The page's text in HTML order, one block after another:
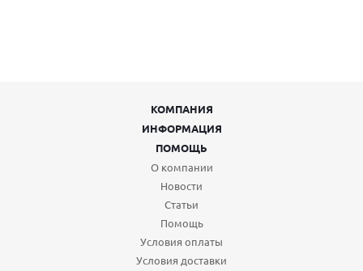
КОМПАНИЯ
ИНФОРМАЦИЯ
ПОМОЩЬ
О компании
Новости
Статьи
Помощь
Условия оплаты
Условия доставки